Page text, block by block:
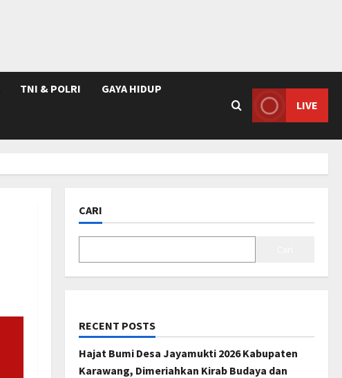
TNI & POLRI GAYA HIDUP
LIVE
CARI
RECENT POSTS
Hajat Bumi Desa Jayamukti 2026 Kabupaten
Karawang, Dimeriahkan Kirab Budaya dan